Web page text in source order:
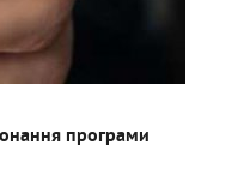
програми